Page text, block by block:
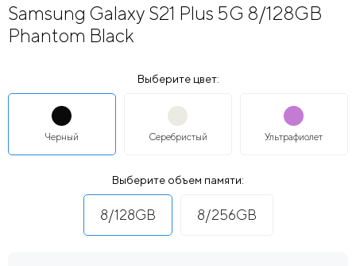
Samsung Galaxy S21 Plus 5G 8/128GB
Phantom Black
Выберите цвет:
Черный Серебристый Ультрафиолет
Выберите объем памяти:
8/128GB 8/256GB